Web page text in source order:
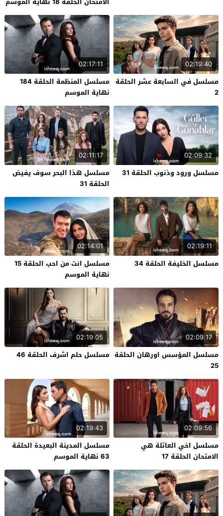
02:19:40
مسلسل في السابعة عشر الحلقة
2
02:17:11
مسلسل المنظمة الحلقة 184
نهاية الموسم
02:09:32
مسلسل ورود وذنوب الحلقة 31
02:11:17
مسلسل هذا البحر سوف يفيض
الحلقة 31
02:19:11
مسلسل الخليفة الحلقة 34
02:14:01
مسلسل انت من احب الحلقة 15
نهاية الموسم
02:09:17
مسلسل المؤسس اورهان الحلقة
25
02:19:05
مسلسل حلم اشرف الحلقة 46
02:09:56
مسلسل اخي العائلة هي
الامتحان الحلقة 17
02:19:43
مسلسل المدينة البعيدة الحلقة
63 نهاية الموسم